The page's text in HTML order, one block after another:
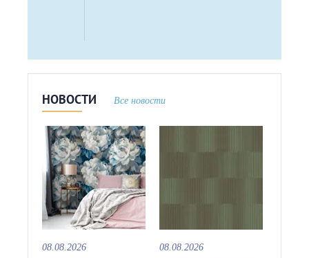
НОВОСТИ Все новости
08.08.2026 08.08.2026